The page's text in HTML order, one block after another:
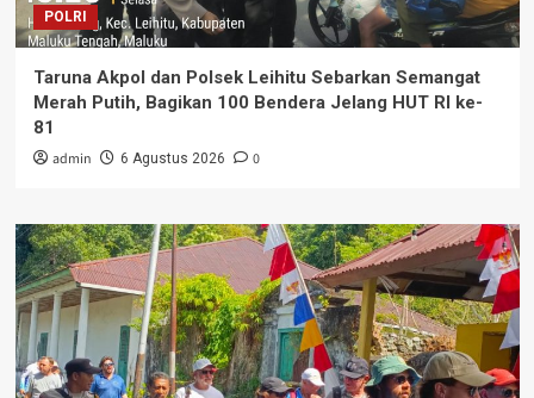
POLRI
Taruna Akpol dan Polsek Leihitu Sebarkan Semangat
Merah Putih, Bagikan 100 Bendera Jelang HUT RI ke-
81
admin 6 Agustus 2026 0